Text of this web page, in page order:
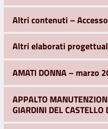
Altri contenuti –
Altri elaborati
AMATI DONNA – marzo
APPALTO
GIARDINI DEL CASTELLO